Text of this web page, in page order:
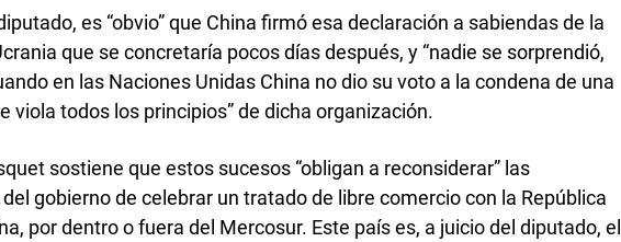
es “obvio” que China firmó esa declaración a sabiendas de la
que se concretaría pocos días después, y “nadie se sorprendió,
en las Naciones Unidas China no dio su voto a la condena de una
viola todos los principios” de dicha organización.
sostiene que estos sucesos “obligan a reconsiderar” las
gobierno de celebrar un tratado de libre comercio con la República
por dentro o fuera del Mercosur. Este país es, a juicio del diputado, el